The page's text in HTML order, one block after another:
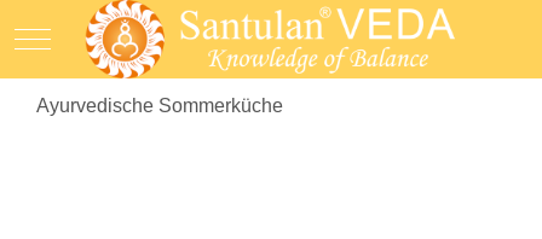
Mobile Menu Toggle
Ayurvedische Sommerküche